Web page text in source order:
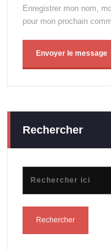
Enregistrer mon nom,
pour mon prochain
Rechercher